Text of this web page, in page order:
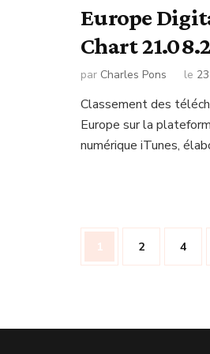
Europe
Chart
par Charles Pons le
Classement des
Europe sur la
numérique iTunes,
Navigation
des
Page
1 Page
2 Page
4